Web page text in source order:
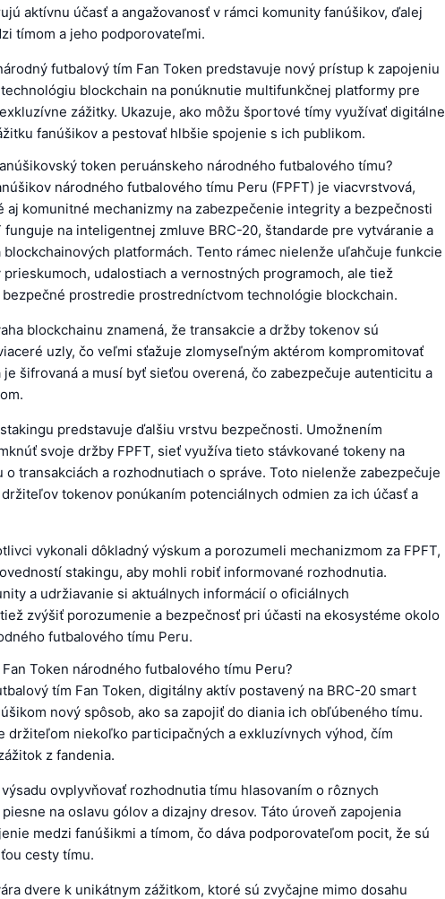
aktívnu účasť a angažovanosť v rámci komunity fanúšikov, ďalej
tímom a jeho podporovateľmi.
futbalový tím Fan Token predstavuje nový prístup k zapojeniu
blockchain na ponúknutie multifunkčnej platformy pre
zážitky. Ukazuje, ako môžu športové tímy využívať digitálne
fanúšikov a pestovať hlbšie spojenie s ich publikom.
token peruánskeho národného futbalového tímu?
národného futbalového tímu Peru (FPFT) je viacvrstvová,
aj komunitné mechanizmy na zabezpečenie integrity a bezpečnosti
funguje na inteligentnej zmluve BRC-20, štandarde pre vytváranie a
blockchainových platformách. Tento rámec nielenže uľahčuje funkcie
udalostiach a vernostných programoch, ale tiež
prostredie prostredníctvom technológie blockchain.
blockchainu znamená, že transakcie a držby tokenov sú
uzly, čo veľmi sťažuje zlomyseľným aktérom kompromitovať
je šifrovaná a musí byť sieťou overená, čo zabezpečuje autenticitu a
predstavuje ďalšiu vrstvu bezpečnosti. Umožnením
svoje držby FPFT, sieť využíva tieto stávkované tokeny na
transakciách a rozhodnutiach o správe. Toto nielenže zabezpečuje
tokenov ponúkaním potenciálnych odmien za ich účasť a
vykonali dôkladný výskum a porozumeli mechanizmom za FPFT,
stakingu, aby mohli robiť informované rozhodnutia.
a udržiavanie si aktuálnych informácií o oficiálnych
zvýšiť porozumenie a bezpečnosť pri účasti na ekosystéme okolo
futbalového tímu Peru.
Token národného futbalového tímu Peru?
tím Fan Token, digitálny aktív postavený na BRC-20 smart
nový spôsob, ako sa zapojiť do diania ich obľúbeného tímu.
držiteľom niekoľko participačných a exkluzívnych výhod, čím
z fandenia.
ovplyvňovať rozhodnutia tímu hlasovaním o rôznych
na oslavu gólov a dizajny dresov. Táto úroveň zapojenia
medzi fanúšikmi a tímom, čo dáva podporovateľom pocit, že sú
cesty tímu.
dvere k unikátnym zážitkom, ktoré sú zvyčajne mimo dosahu